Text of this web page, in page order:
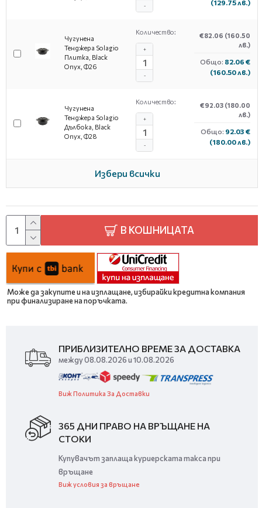
-
(129.75 лв.)
Чугунена
Тенджера Solagio
Плитка, Black
Onyx, Ф26
Количество:
-
+
€82.06 (160.50
лв.)
Общо: 82.06 €
(160.50 лв.)
Чугунена
Тенджера Solagio
Дълбока, Black
Onyx, Ф28
Количество:
-
+
€92.03 (180.00
лв.)
Общо: 92.03 €
(180.00 лв.)
Избери всички
В КОШНИЦАТА
Може да закупите и на изплащане, избирайки кредитна компания
при финализиране на поръчката.
ПРИБЛИЗИТЕЛНО ВРЕМЕ ЗА ДОСТАВКА
между 08.08.2026 и 10.08.2026
Виж Политика За Доставки
365 ДНИ ПРАВО НА ВРЪЩАНЕ НА
СТОКИ
Купувачът заплаща куриерската такса при
връщане
Виж условия за връщане